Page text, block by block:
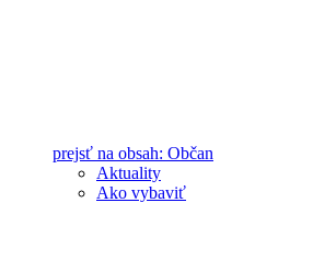
prejsť na obsah: Občan
Aktuality
Ako vybaviť